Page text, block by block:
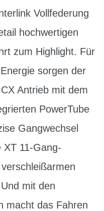
Vollfederung
hochwertigen
zum Highlight. Für
sorgen der
Antrieb mit dem
PowerTube
Gangwechsel
XT 11-Gang-
mit den
macht das Fahren